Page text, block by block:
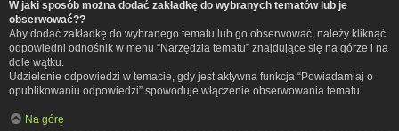
W jaki sposób można dodać zakładkę do wybranych tematów lub je
obserwować??
Aby dodać zakładkę do wybranego tematu lub go obserwować, należy kliknąć
odpowiedni odnośnik w menu “Narzędzia tematu” znajdujące się na górze i na
dole wątku.
Udzielenie odpowiedzi w temacie, gdy jest aktywna funkcja “Powiadamiaj o
opublikowaniu odpowiedzi” spowoduje włączenie obserwowania tematu.
Na górę